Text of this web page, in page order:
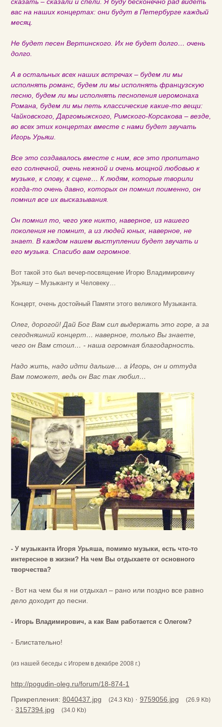
вас на наших концертах: они будут в Петербурге каждый
месяц.
Не будет песен Вертинского. Их не будет долго… очень
долго.
А в остальных всех наших встречах – будем ли мы
исполнять романс, будем ли мы исполнять французскую
песню, будем ли мы исполнять песнопения иеромонаха
Романа, будем ли мы петь классические какие-то вещи:
Чайковского, Даргомыжского, Римского-Корсакова – везде,
во всех этих концертах вместе с нами будет звучать
Игорь Урьяш.
Все это создавалось вместе с ним, все это пропитано
его солнечной, очень нежной и очень мощной любовью к
музыке, к слову, к сцене… К людям, которые творили
когда-то очень давно, которых он помнил поименно, он
помнил все их высказывания.
Он помнил то, чего уже никто, наверное, из нашего
поколения не помнит, а из людей юных, наверное, не
знает. В каждом нашем выступлении будет звучать и
его музыка. Спасибо вам огромное.
Вот такой это был вечер-посвящение Игорю Владимировичу
Урьяшу – Музыканту и Человеку…
Концерт, очень достойный Памяти этого великого Музыканта.
Олег, дорогой! Дай Бог Вам сил выдержать это горе, а за
сегодняшний концерт… наверное, только Вы знаете,
чего он Вам стоил… - наша огромная благодарность.
Надо жить, надо идти дальше… а Игорь, он и оттуда
Вам поможет, ведь он Вас так любил…
- У музыканта Игоря Урьяша, помимо музыки, есть что-то
интересное в жизни? На чем Вы отдыхаете от основного
творчества?
- Вот на чем бы я ни отдыхал – рано или поздно все равно
дело доходит до песни.
- Игорь Владимирович, а как Вам работается с Олегом?
- Блистательно!
(из нашей беседы с Игорем в декабре 2008 г.)
http://pogudin-oleg.ru/forum/18-874-1
Прикрепления: 8040437.jpg (24.3 Kb) · 9759056.jpg (26.9 Kb)
· 3157394.jpg (34.0 Kb)